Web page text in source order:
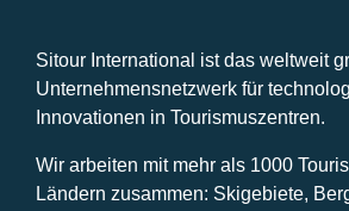
Sitour International ist das weltweit
Unternehmensnetzwerk für
Innovationen in Tourismuszentren.
Wir arbeiten mit mehr als 1000
Ländern zusammen: Skigebiete,